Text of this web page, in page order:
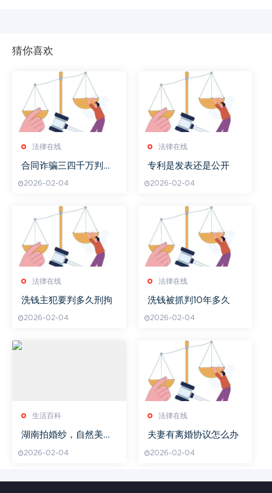
猜你喜欢
法律在线
合同诈骗三四千万判多
2026-02-04
法律在线
专利是发表还是公开
2026-02-04
法律在线
洗钱主犯要判多久刑拘
2026-02-04
法律在线
洗钱被抓判10年多久
2026-02-04
生活百科
湖南拍婚纱，自然美景
摄技巧解析
2026-02-04
法律在线
夫妻有离婚协议怎么办
2026-02-04